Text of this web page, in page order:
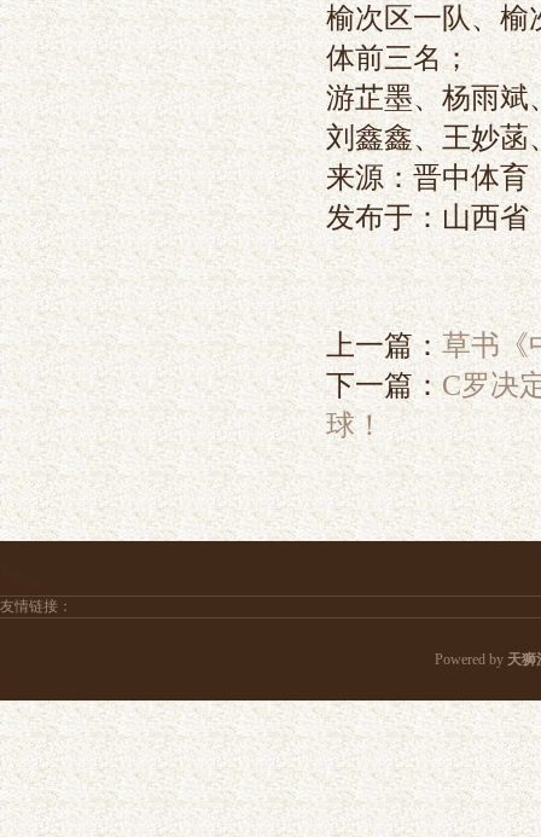
榆次区一队、榆
体前三名；
游芷墨、杨雨斌
刘鑫鑫、王妙菡
来源：晋中体育
发布于：山西省
上一篇：草书《
下一篇：C罗决
球！
友情链接：
Powered by 天狮